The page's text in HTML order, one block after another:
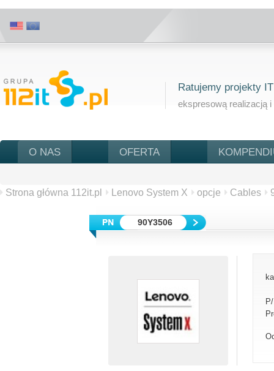
Ratujemy projekty IT
ekspresową realizacją i
O NAS OFERTA
Strona główna 112it.pl Lenovo System X opcje Cables
90Y3506